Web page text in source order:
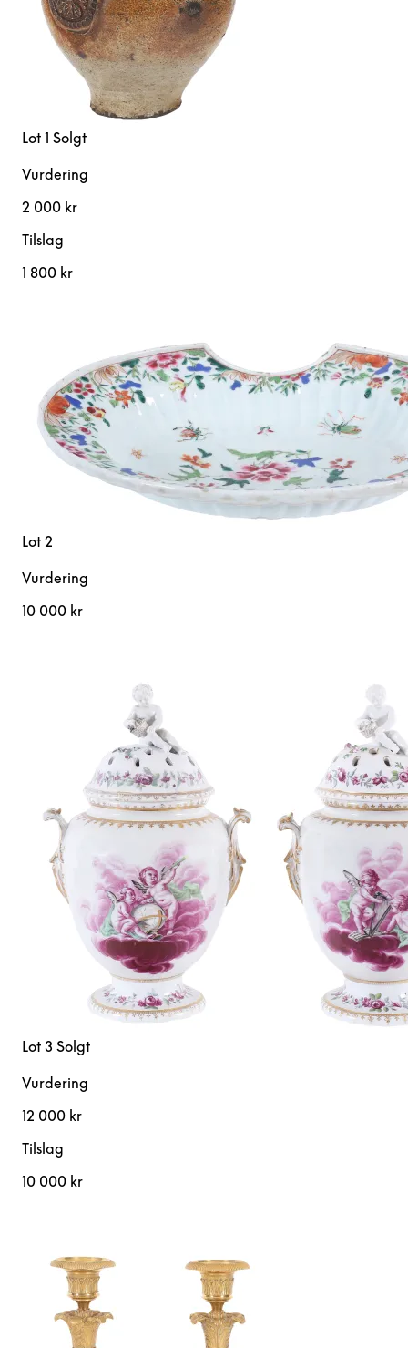
Lot 1 Solgt
Vurdering
2 000 kr
Tilslag
1 800 kr
Lot 2
Vurdering
10 000 kr
Lot 3 Solgt
Vurdering
12 000 kr
Tilslag
10 000 kr